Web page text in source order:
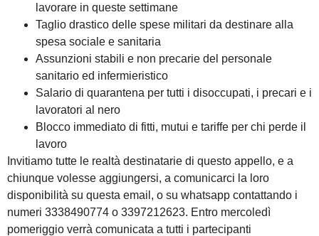
lavorare in queste settimane
Taglio drastico delle spese militari da destinare alla
spesa sociale e sanitaria
Assunzioni stabili e non precarie del personale
sanitario ed infermieristico
Salario di quarantena per tutti i disoccupati, i precari e i
lavoratori al nero
Blocco immediato di fitti, mutui e tariffe per chi perde il
lavoro
Invitiamo tutte le realtà destinatarie di questo appello, e a
chiunque volesse aggiungersi, a comunicarci la loro
disponibilità su questa email, o su whatsapp contattando i
numeri 3338490774 o 3397212623. Entro mercoledì
pomeriggio verrà comunicata a tutti i partecipanti